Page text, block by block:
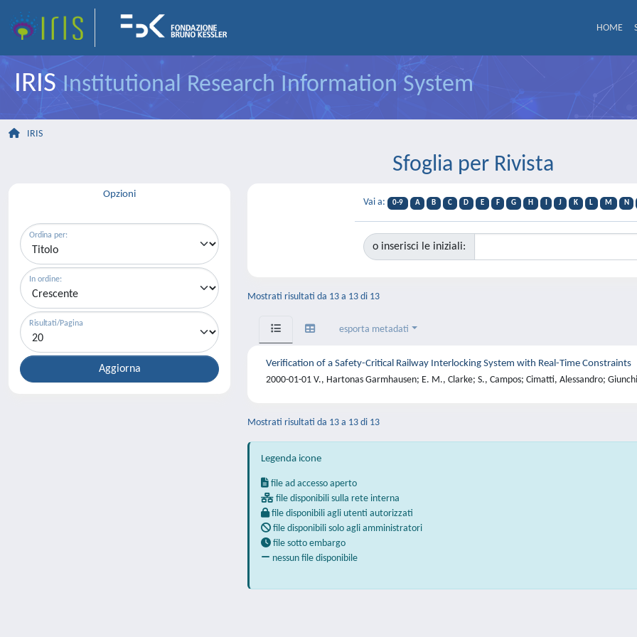
HOME
IRISInstitutional Research Information System
IRIS
Sfoglia per Rivista
Opzioni
Ordina per:
In ordine:
Risultati/Pagina
Vai a: 0-9 A B C D E F G H J K L M N
o inserisci le iniziali:
Mostrati risultati da 13 a 13 di 13
esporta metadati
Verification of a Safety-Critical Railway Interlocking System with Real-Time Constraints
2000-01-01 V., Hartonas Garmhausen; E. M., Clarke; S., Campos; Cimatti, Alessandro;
Mostrati risultati da 13 a 13 di 13
Legenda icone
file ad accesso aperto
file disponibili sulla rete interna
file disponibili agli utenti autorizzati
file disponibili solo agli amministratori
file sotto embargo
nessun file disponibile